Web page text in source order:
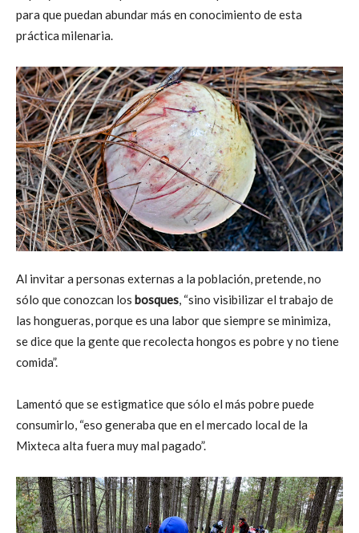
para que puedan abundar más en conocimiento de esta
práctica milenaria.
Al invitar a personas externas a la población, pretende, no
sólo que conozcan los bosques, “sino visibilizar el trabajo de
las hongueras, porque es una labor que siempre se minimiza,
se dice que la gente que recolecta hongos es pobre y no tiene
comida”.
Lamentó que se estigmatice que sólo el más pobre puede
consumirlo, “eso generaba que en el mercado local de la
Mixteca alta fuera muy mal pagado”.